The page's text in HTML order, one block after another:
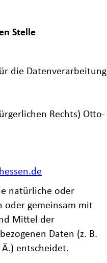
Stelle
die Datenverarbeitung
Rechts) Otto-
natürliche oder
oder gemeinsam mit
Mittel der
Daten (z. B.
entscheidet.